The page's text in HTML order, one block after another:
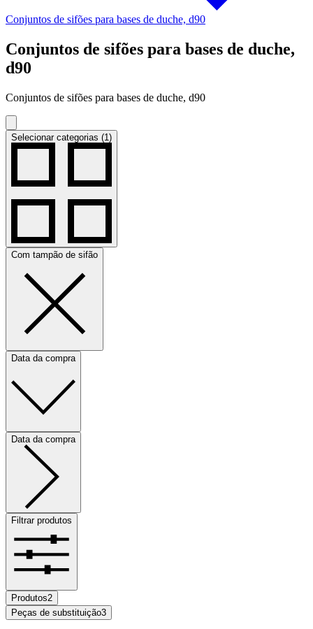
Conjuntos de sifões para bases de duche, d90
Conjuntos de sifões para bases de duche,
d90
Conjuntos de sifões para bases de duche, d90
Selecionar categorias (1)
Com tampão de sifão
Data da compra
Data da compra
Filtrar produtos
Produtos2
Peças de substituição3